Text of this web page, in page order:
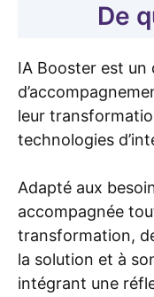
De
IA Booster est
leur
technologies
Adapté aux
accompagnée
transformation,
la solution et à
intégrant une